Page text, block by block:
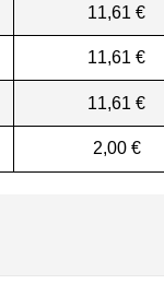
11,61 €
11,61 €
11,61 €
2,00 €